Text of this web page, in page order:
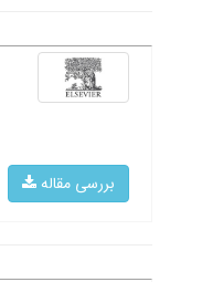
بررسی مقاله